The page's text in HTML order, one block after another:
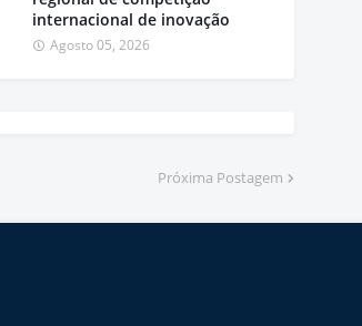
internacional de inovação
Agosto 05, 2026
Próxima Postagem